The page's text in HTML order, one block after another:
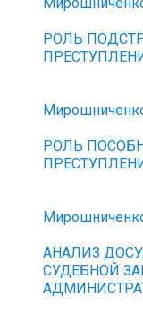
РОЛЬ
РОЛЬ
АНАЛИЗ
СУДЕБНОЙ